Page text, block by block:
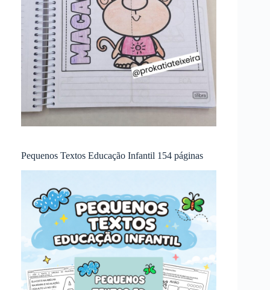
Pequenos Textos Educação Infantil 154 páginas